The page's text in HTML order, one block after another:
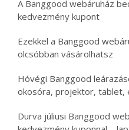
A Banggood webáruház
kedvezmény kupont
Ezekkel a Banggood
olcsóbban vásárolhatsz
Hóvégi Banggood
okosóra, projektor, tablet,
Durva júliusi Banggood